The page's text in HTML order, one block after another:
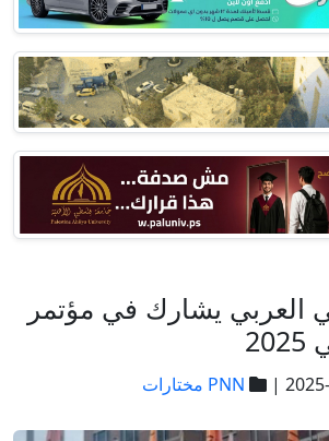
العربي يشارك في مؤتمر
PNN مختارات